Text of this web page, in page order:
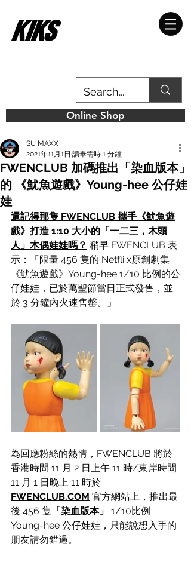
Online Shop
FWENCLUB 加碼推出「染血版本」
的 《魷魚遊戲》Young-hee 公仔娃
娃
SU MAXX
2021年11月1日 讀畢需時 1 分鐘
還記得那隻 FWENCLUB 攜手《魷魚遊
戲》打造 1:10 大小的「一二三，木頭
人」木偶娃娃嗎？ 稍早 FWENCLUB 表
示：「限量 456 隻的 Netfli x原創劇集
《魷魚遊戲》Young-hee 1/10 比例的公
仔娃娃，已於萬聖節當日正式發售，並
於 3 分鐘內火速售罄。」
為回應粉絲的熱情，FWENCLUB 將於
香港時間 11 月 2 日上午 11 時/東岸時間
11 月 1 日晚上 11 時於
FWENCLUB.COM 官方網站上，推出最
後 456 隻 「染血版本」
1/10比例
Young-hee 公仔娃娃，只能說想入手的
朋友請勿錯過。